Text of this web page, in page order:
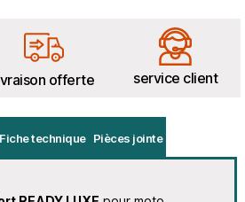
offerte service client
Fiche technique Pièces jointe